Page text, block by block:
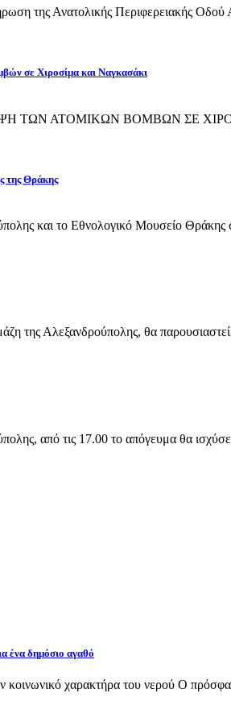
της Ανατολικής Περιφερειακής Οδού
σε Χιροσίμα και Ναγκασάκι
ΡΙΨΗ ΤΩΝ ΑΤΟΜΙΚΩΝ ΒΟΜΒΩΝ ΣΕ
της Θράκης
και το Εθνολογικό Μουσείο Θράκης
της Αλεξανδρούπολης, θα
από τις 17.00 το απόγευμα θα
ένα δημόσιο αγαθό
χαρακτήρα του νερού Ο